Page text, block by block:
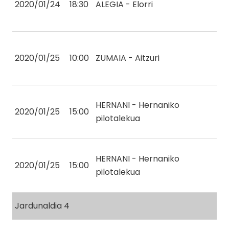
2020/01/24 18:30 ALEGIA - Elorri
2020/01/25 10:00 ZUMAIA - Aitzuri
2020/01/25 15:00
HERNANI - Hernaniko
pilotalekua
2020/01/25 15:00
HERNANI - Hernaniko
pilotalekua
Jardunaldia 4